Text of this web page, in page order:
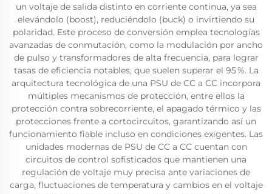
un voltaje de salida distinto en corriente continua, ya sea
elevándolo (boost), reduciéndolo (buck) o invirtiendo su
polaridad. Este proceso de conversión emplea tecnologías
avanzadas de conmutación, como la modulación por ancho
de pulso y transformadores de alta frecuencia, para lograr
tasas de eficiencia notables, que suelen superar el 95 %. La
arquitectura tecnológica de una PSU de CC a CC incorpora
múltiples mecanismos de protección, entre ellos la
protección contra sobrecorriente, el apagado térmico y las
protecciones frente a cortocircuitos, garantizando así un
funcionamiento fiable incluso en condiciones exigentes. Las
unidades modernas de PSU de CC a CC cuentan con
circuitos de control sofisticados que mantienen una
regulación de voltaje muy precisa ante variaciones de
carga, fluctuaciones de temperatura y cambios en el voltaje